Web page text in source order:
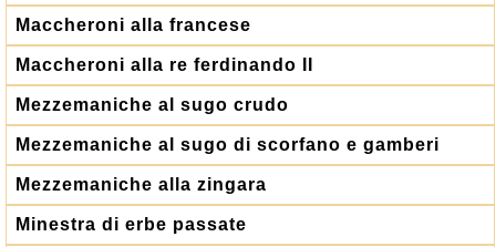
Maccheroni alla francese
Maccheroni alla re ferdinando II
Mezzemaniche al sugo crudo
Mezzemaniche al sugo di scorfano e gamberi
Mezzemaniche alla zingara
Minestra di erbe passate